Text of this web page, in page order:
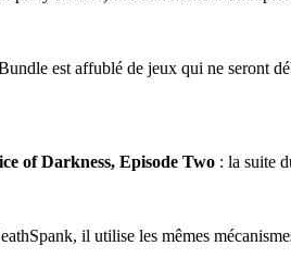
est affublé de jeux qui ne seront
of Darkness, Episode Two : la suite
il utilise les mêmes